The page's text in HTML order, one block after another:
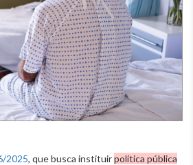
2025, que busca instituirpolítica pública